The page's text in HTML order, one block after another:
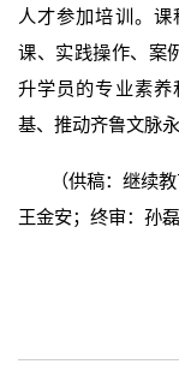
人才参加培训。
课、实践操作、案
升学员的专业素养
基、推动齐鲁文脉
（供稿：继续
王金安；终审：孙